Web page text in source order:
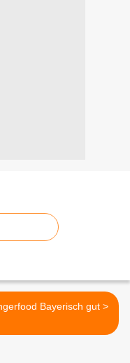
Fingerfood Bayerisch gut >